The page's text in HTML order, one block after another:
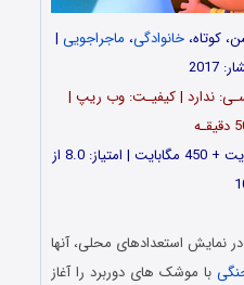
کوتاه،خانوادگی، ماجراجویی |
2017
ندارد | کیفیـت: وب ریپ |
حجم: 1.76 گیگابایت + 900 مگابایت + 450 مگابایت | امتیاز: 8.0 از
نمایش استعدادهای محلی، آنها
با موشک های دوربرد را آغاز